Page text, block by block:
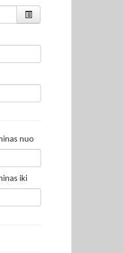
nuo
iki